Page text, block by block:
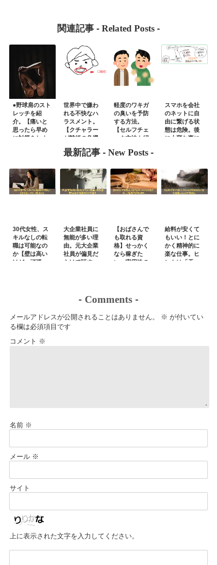
関連記事 - Related Posts -
●野球肩のスト
レッチを紹
介。【痛いと
思ったら早め
に対策をしよ
世界中で嫌わ
れる不快なハ
ラスメント。
【クチャラー
が離婚の危機
に】
軽度のワキガ
の臭いを予防
する方法。
【セルフチェ
ック方法も紹
スマホを会社
のネットに自
由に繋げる状
態は危険。後
に大変な事に
最新記事 - New Posts -
30代女性、ス
キルなしの転
職は可能なの
か【壁は高い
けど、頑張
大企業社員に
無能が多い理
由。元大企業
社員が偏見だ
らけで話す
【おばさんで
も取れる資
格】せっかく
なら稼ぎた
い。実用性の
給料が安くて
もいい！とに
かく精神的に
楽な仕事。ヒ
ントは「天
- Comments -
メールアドレスが公開されることはありません。 ※ が付いてい
る欄は必須項目です
コメント ※
名前 ※
メール ※
サイト
上に表示された文字を入力してください。